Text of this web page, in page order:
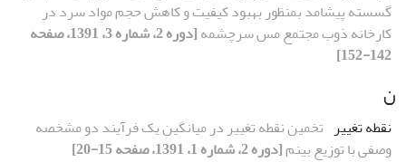
گسسته پیشامد بمنظور بهبود کیفیت و کاهش حجم مواد سرد در
کارخانه ذوب مجتمع مس سرچشمه
[دوره 2، شماره 3، 1391، صفحه
142-152]
ن
نقطه تغییر تخمین نقطه تغییر در میانگین یک فرآیند دو مشخصه
وصفی با توزیع بینم[دوره 2، شماره 1، 1391، صفحه 15-20]